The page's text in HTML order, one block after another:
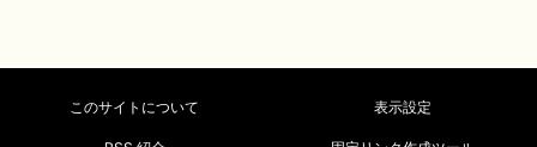
このサイトについて 表示設定